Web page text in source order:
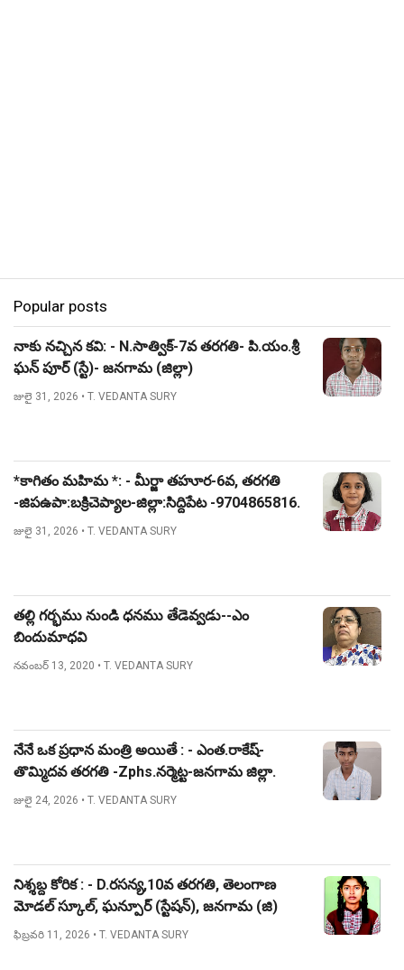
Popular posts
నాకు నచ్చిన కవి: - N.సాత్విక్-7వ తరగతి- పి.యం.శ్రీ
ఘన్ పూర్ (స్టే)- జనగామ (జిల్లా)
జులై 31, 2026 • T. VEDANTA SURY
*కాగితం మహిమ *: - మీర్జా తహూర-6వ, తరగతి
-జిపఉపా:బక్రిచెప్యాల-జిల్లా:సిద్దిపేట -9704865816.
జులై 31, 2026 • T. VEDANTA SURY
తల్లి గర్భము నుండి ధనము తేడెవ్వడు--ఎం
బిందుమాధవి
నవంబర్ 13, 2020 • T. VEDANTA SURY
నేనే ఒక ప్రధాన మంత్రి అయితే : - ఎంత.రాకేష్-
తొమ్మిదవ తరగతి -Zphs.నర్మెట్ట-జనగామ జిల్లా.
జులై 24, 2026 • T. VEDANTA SURY
నిశ్శబ్ద కోరిక : - D.రసన్య,10వ తరగతి, తెలంగాణ
మోడల్ స్కూల్, ఘన్పూర్ (స్టేషన్), జనగామ (జి)
ఫిబ్రవరి 11, 2026 • T. VEDANTA SURY